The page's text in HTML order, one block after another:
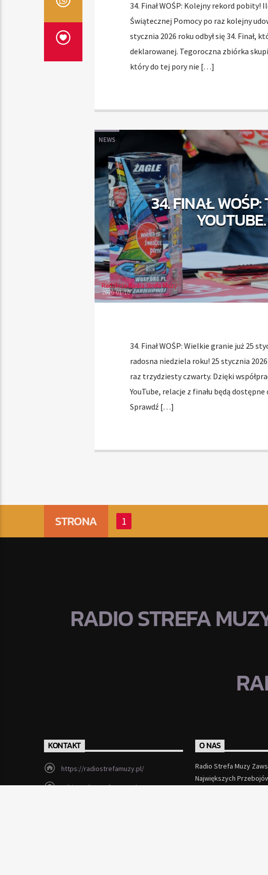
34. Finał WOŚP: Kolejny rekord
Świątecznej Pomocy po raz kolejny
stycznia 2026 roku odbył się 34. Finał,
deklarowanej. Tegoroczna zbiórka
który do tej pory nie […]
NEWS
34. FINAŁ
Redakcja Radia Strefa Muzy
2026-01-10
34. Finał WOŚP: Wielkie granie już 25
radosna niedziela roku! 25 stycznia
raz trzydziesty czwarty. Dzięki
YouTube, relacje z finału będą
Sprawdź […]
STRONA 1
RADIO STREFA
KONTAKT
https://radiostrefamuzy.pl/
miki@radiostrefamuzy.pl
O NAS
Radio Strefa Muzy
Największych